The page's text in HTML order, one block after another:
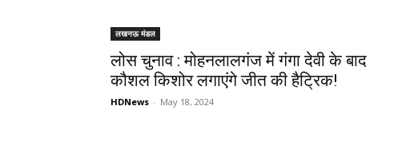
लखनऊ मंडल
लोस चुनाव : मोहनलालगंज में गंगा देवी के बाद
कौशल किशोर लगाएंगे जीत की हैट्रिक!
HDNews - May 18, 2024